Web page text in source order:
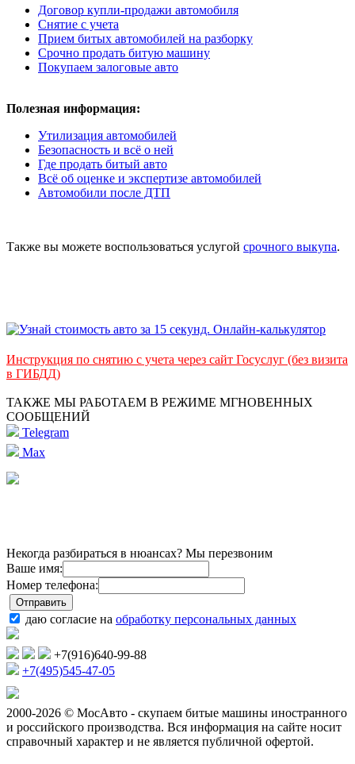
Договор купли-продажи автомобиля
Снятие с учета
Прием битых автомобилей на разборку
Срочно продать битую машину
Покупаем залоговые авто
Полезная информация:
Утилизация автомобилей
Безопасность и всё о ней
Где продать битый авто
Всё об оценке и экспертизе автомобилей
Автомобили после ДТП
Также вы можете воспользоваться услугой срочного выкупа.
Инструкция по снятию с учета через сайт Госуслуг (без визита
в ГИБДД)
ТАКЖЕ МЫ РАБОТАЕМ В РЕЖИМЕ МГНОВЕННЫХ
СООБЩЕНИЙ
Telegram
Max
Некогда разбираться в нюансах? Мы перезвоним
Ваше имя:
Номер телефона:
даю согласие на обработку персональных данных
+7(916)640-99-88
+7(495)545-47-05
2000-2026 © МосАвто - скупаем битые машины иностранного
и российского производства. Вся информация на сайте носит
справочный характер и не является публичной офертой.